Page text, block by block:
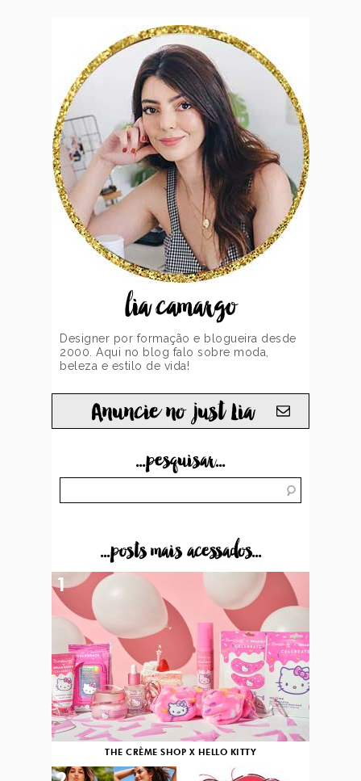
lia camargo
Designer por formação e blogueira desde
2000. Aqui no blog falo sobre moda,
beleza e estilo de vida!
Anuncie no just Lia
...pesquisar...
...posts mais acessados...
THE CRÈME SHOP X HELLO KITTY
1